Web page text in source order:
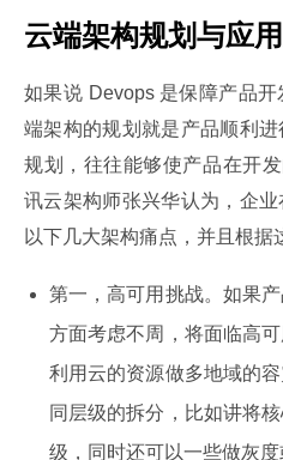
云端架构规划与应
如果说 Devops 是保障产品
端架构的规划就是产品顺利
规划，往往能够使产品在开
讯云架构师张兴华认为，企
以下几大架构痛点，并且根据
第一，高可用挑战。如果
方面考虑不周，将面临高
利用云的资源做多地域的
同层级的拆分，比如讲将
级，同时还可以一些做灰度